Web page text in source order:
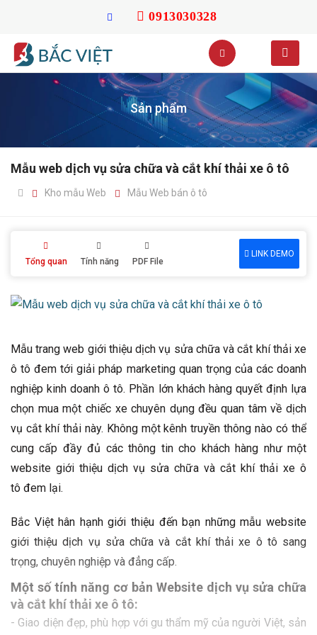
0913030328
Sản phẩm
Mẫu web dịch vụ sửa chữa và cắt khí thải xe ô tô
Kho mẫu Web Mẫu Web bán ô tô
Tổng quan Tính năng PDF File
LINK DEMO
Mẫu trang web giới thiệu dịch vụ sửa chữa và cắt khí thải xe
ô tô đem tới giải pháp marketing quan trọng của các doanh
nghiệp kinh doanh ô tô. Phần lớn khách hàng quyết định lựa
chọn mua một chiếc xe chuyên dụng đều quan tâm về dịch
vụ cắt khí thải này. Không một kênh truyền thông nào có thể
cung cấp đầy đủ các thông tin cho khách hàng như một
website giới thiệu dịch vụ sửa chữa và cắt khí thải xe ô
tô đem lại.
Bắc Việt hân hạnh giới thiệu đến bạn những mẫu website
giới thiệu dịch vụ sửa chữa và cắt khí thải xe ô tô sang
trọng, chuyên nghiệp và đẳng cấp.
Một số tính năng cơ bản Website dịch vụ sửa chữa
và cắt khí thải xe ô tô:
- Giao diện đẹp, phù hợp với gu thẩm mỹ của người Việt, sản